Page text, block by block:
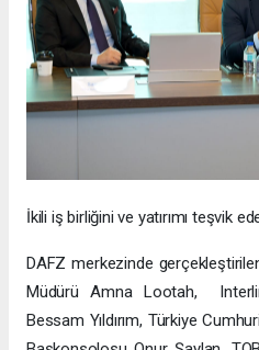
İkili iş birliğini ve yatırımı teşvik
DAFZ merkezinde
Müdürü Amna Lootah,
Bessam Yıldırım, Türkiye